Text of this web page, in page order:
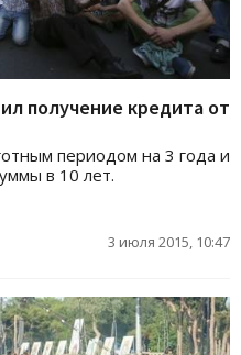
получение кредита от
периодом на 3 года и
в 10 лет.
3 июля 2015, 10:47